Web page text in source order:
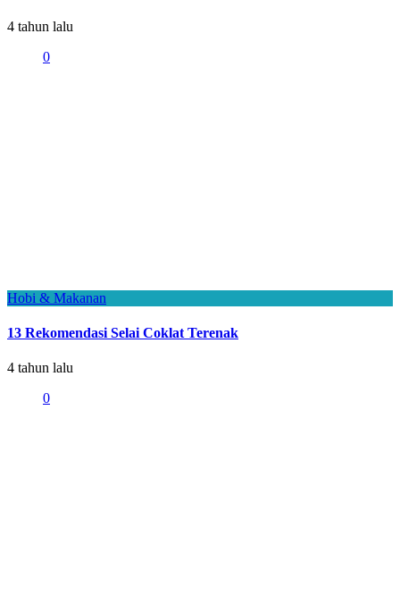
4 tahun lalu
0
Hobi & Makanan
13 Rekomendasi Selai Coklat Terenak
4 tahun lalu
0